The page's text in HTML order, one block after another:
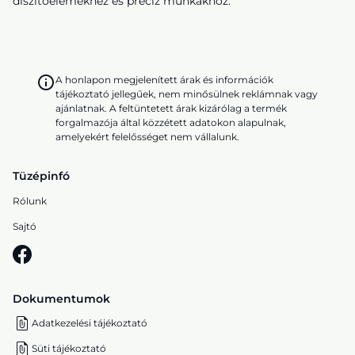
A honlapon megjelenített árak és információk
tájékoztató jellegűek, nem minősülnek reklámnak vagy
ajánlatnak. A feltüntetett árak kizárólag a termék
forgalmazója által közzétett adatokon alapulnak,
amelyekért felelősséget nem vállalunk.
Tüzépinfó
Rólunk
Sajtó
Dokumentumok
Adatkezelési tájékoztató
Süti tájékoztató